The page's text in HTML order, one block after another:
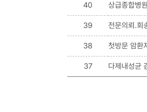
40 상급종합병
39 전문의뢰.회
38 첫방문 암환
37 다제내성균